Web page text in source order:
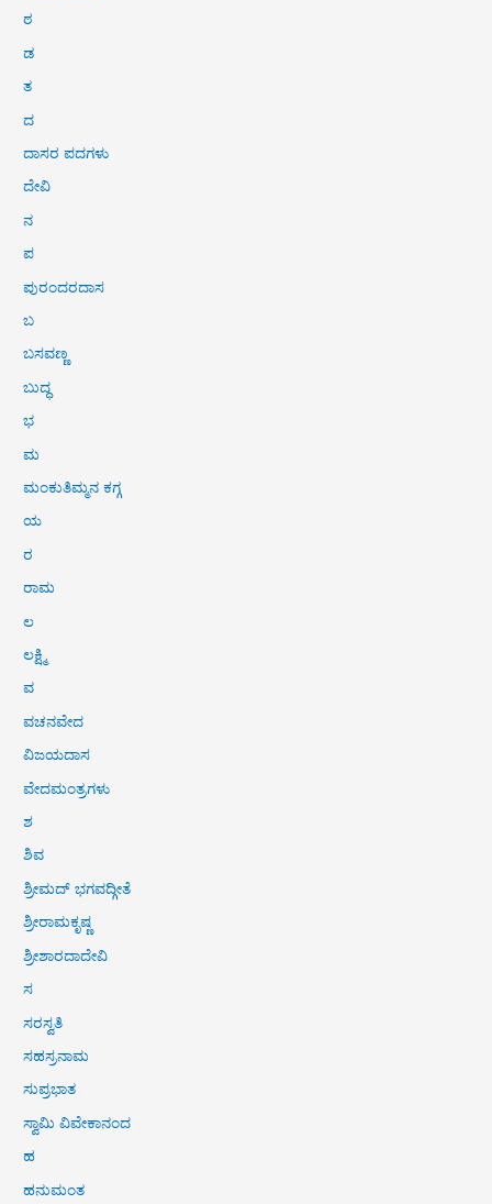
ಠ
ಡ
ತ
ದ
ದಾಸರ ಪದಗಳು
ದೇವಿ
ನ
ಪ
ಪುರಂದರದಾಸ
ಬ
ಬಸವಣ್ಣ
ಬುದ್ಧ
ಭ
ಮ
ಮಂಕುತಿಮ್ಮನ ಕಗ್ಗ
ಯ
ರ
ರಾಮ
ಲ
ಲಕ್ಷ್ಮಿ
ವ
ವಚನವೇದ
ವಿಜಯದಾಸ
ವೇದಮಂತ್ರಗಳು
ಶ
ಶಿವ
ಶ್ರೀಮದ್ ಭಗವದ್ಗೀತೆ
ಶ್ರೀರಾಮಕೃಷ್ಣ
ಶ್ರೀಶಾರದಾದೇವಿ
ಸ
ಸರಸ್ವತಿ
ಸಹಸ್ರನಾಮ
ಸುಪ್ರಭಾತ
ಸ್ವಾಮಿ ವಿವೇಕಾನಂದ
ಹ
ಹನುಮಂತ